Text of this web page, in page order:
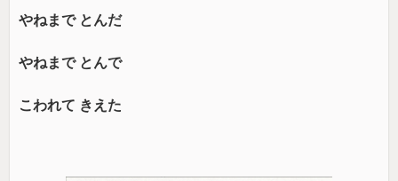
やねまで とんだ
やねまで とんで
こわれて きえた